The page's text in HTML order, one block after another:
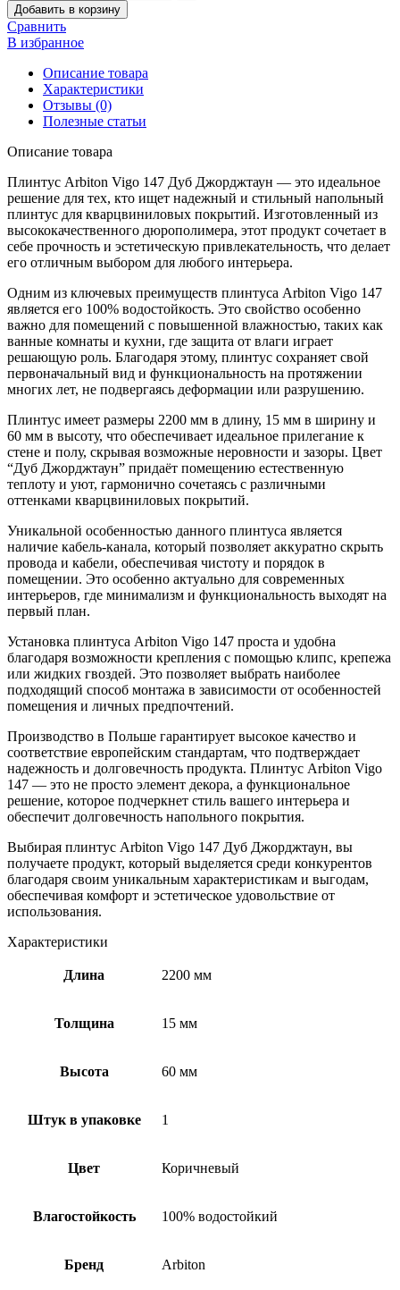
Добавить в корзину
Сравнить
В избранное
Описание товара
Характеристики
Отзывы (0)
Полезные статьи
Описание товара
Плинтус Arbiton Vigo 147 Дуб Джорджтаун — это идеальное
решение для тех, кто ищет надежный и стильный напольный
плинтус для кварцвиниловых покрытий. Изготовленный из
высококачественного дюрополимера, этот продукт сочетает в
себе прочность и эстетическую привлекательность, что делает
его отличным выбором для любого интерьера.
Одним из ключевых преимуществ плинтуса Arbiton Vigo 147
является его 100% водостойкость. Это свойство особенно
важно для помещений с повышенной влажностью, таких как
ванные комнаты и кухни, где защита от влаги играет
решающую роль. Благодаря этому, плинтус сохраняет свой
первоначальный вид и функциональность на протяжении
многих лет, не подвергаясь деформации или разрушению.
Плинтус имеет размеры 2200 мм в длину, 15 мм в ширину и
60 мм в высоту, что обеспечивает идеальное прилегание к
стене и полу, скрывая возможные неровности и зазоры. Цвет
“Дуб Джорджтаун” придаёт помещению естественную
теплоту и уют, гармонично сочетаясь с различными
оттенками кварцвиниловых покрытий.
Уникальной особенностью данного плинтуса является
наличие кабель-канала, который позволяет аккуратно скрыть
провода и кабели, обеспечивая чистоту и порядок в
помещении. Это особенно актуально для современных
интерьеров, где минимализм и функциональность выходят на
первый план.
Установка плинтуса Arbiton Vigo 147 проста и удобна
благодаря возможности крепления с помощью клипс, крепежа
или жидких гвоздей. Это позволяет выбрать наиболее
подходящий способ монтажа в зависимости от особенностей
помещения и личных предпочтений.
Производство в Польше гарантирует высокое качество и
соответствие европейским стандартам, что подтверждает
надежность и долговечность продукта. Плинтус Arbiton Vigo
147 — это не просто элемент декора, а функциональное
решение, которое подчеркнет стиль вашего интерьера и
обеспечит долговечность напольного покрытия.
Выбирая плинтус Arbiton Vigo 147 Дуб Джорджтаун, вы
получаете продукт, который выделяется среди конкурентов
благодаря своим уникальным характеристикам и выгодам,
обеспечивая комфорт и эстетическое удовольствие от
использования.
Характеристики
Длина 2200 мм
Толщина 15 мм
Высота 60 мм
Штук в упаковке 1
Цвет Коричневый
Влагостойкость 100% водостойкий
Бренд Arbiton